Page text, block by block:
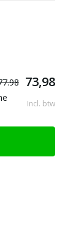
73,98
Incl. btw